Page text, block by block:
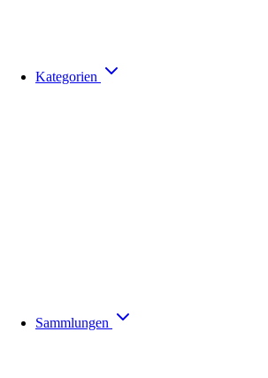
Kategorien
Sammlungen